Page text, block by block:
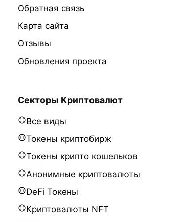
Обратная связь
Карта сайта
Отзывы
Обновления проекта
Секторы Криптовалют
Все виды
Токены криптобирж
Токены крипто кошельков
Анонимные криптовалюты
DeFi Токены
Криптовалюты NFT